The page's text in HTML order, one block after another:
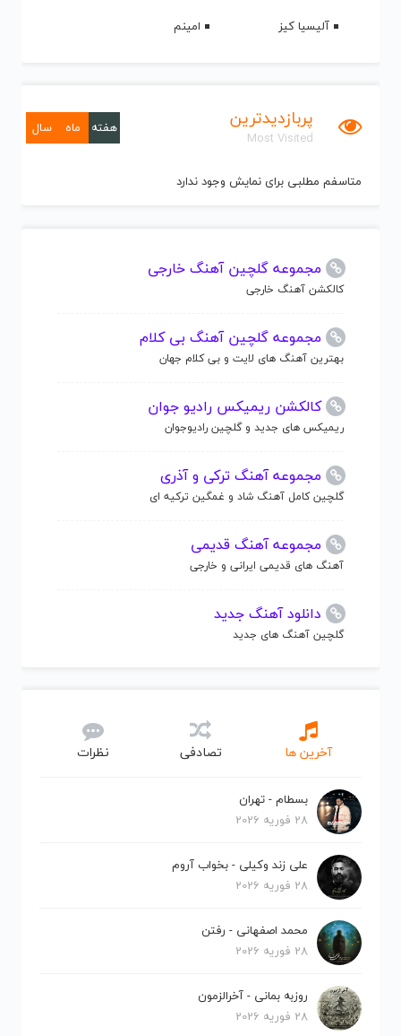
آلیسیا کیز
امینم
پربازدیدترین
Most Visited
هفته ماه سال
متاسفم مطلبی برای نمایش وجود ندارد
مجموعه گلچین آهنگ خارجی
کالکشن آهنگ خارجی
مجموعه گلچین آهنگ بی کلام
بهترین آهنگ های لایت و بی کلام جهان
کالکشن ریمیکس رادیو جوان
ریمیکس های جدید و گلچین رادیوجوان
مجموعه آهنگ ترکی و آذری
گلچین کامل آهنگ شاد و غمگین ترکیه ای
مجموعه آهنگ قدیمی
آهنگ های قدیمی ایرانی و خارجی
دانلود آهنگ جدید
گلچین آهنگ های جدید
آخرین ها تصادفی نظرات
بسطام - تهران
28 فوریه 2026
علی زند وکیلی - بخواب آروم
28 فوریه 2026
محمد اصفهانی - رفتن
28 فوریه 2026
روزبه بمانی - آخرالزمون
28 فوریه 2026